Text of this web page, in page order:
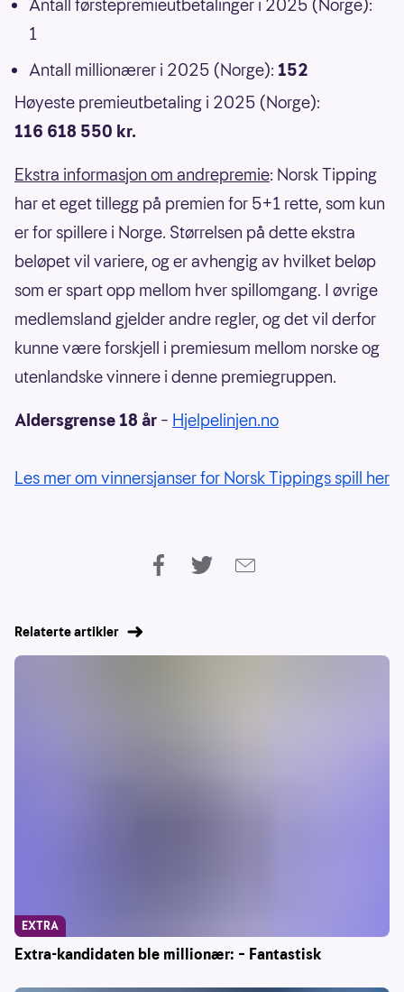
Antall førstepremieutbetalinger i 2025 (Norge):
1
Antall millionærer i 2025 (Norge): 152
Høyeste premieutbetaling i 2025 (Norge):
116 618 550 kr.
Ekstra informasjon om andrepremie: Norsk Tipping
har et eget tillegg på premien for 5+1 rette, som kun
er for spillere i Norge. Størrelsen på dette ekstra
beløpet vil variere, og er avhengig av hvilket beløp
som er spart opp mellom hver spillomgang. I øvrige
medlemsland gjelder andre regler, og det vil derfor
kunne være forskjell i premiesum mellom norske og
utenlandske vinnere i denne premiegruppen.
Aldersgrense 18 år – Hjelpelinjen.no
Les mer om vinnersjanser for Norsk Tippings spill her
Relaterte artikler
Extra-kandidaten ble millionær: – Fantastisk
EXTRA